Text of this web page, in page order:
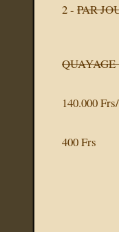
2 - PAR
QUAYAGE
140.000
400 Frs